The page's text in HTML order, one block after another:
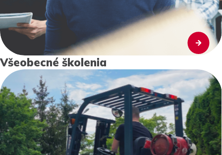
Všeobecné školenia